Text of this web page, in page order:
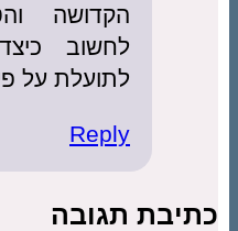
הקדושה
לחשוב
לתועלת על
Reply
כתיבת תגובה